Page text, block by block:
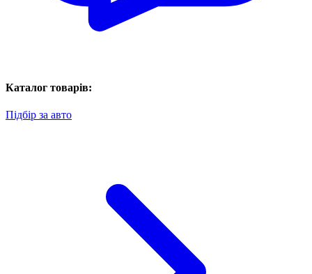
Каталог товарів:
Підбір за авто